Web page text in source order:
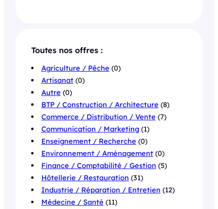
Toutes nos offres :
Agriculture / Pêche (0)
Artisanat(0)
Autre (0)
BTP / Construction / Architecture (8)
Commerce / Distribution / Vente (7)
Communication / Marketing(1)
Enseignement / Recherche (0)
Environnement / Aménagement(0)
Finance / Comptabilité / Gestion (5)
Hôtellerie / Restauration (31)
Industrie / Réparation / Entretien (12)
Médecine / Santé (11)